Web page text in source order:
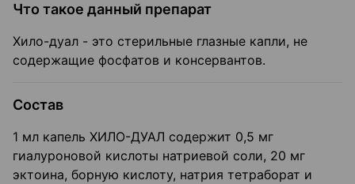
Что такое данный препарат
Хило-дуал - это стерильные глазные капли, не
содержащие фосфатов и консервантов.
Состав
1 мл капель ХИЛО-ДУАЛ содержит 0,5 мг
гиалуроновой кислоты натриевой соли, 20 мг
эктоина, борную кислоту, натрия тетраборат и